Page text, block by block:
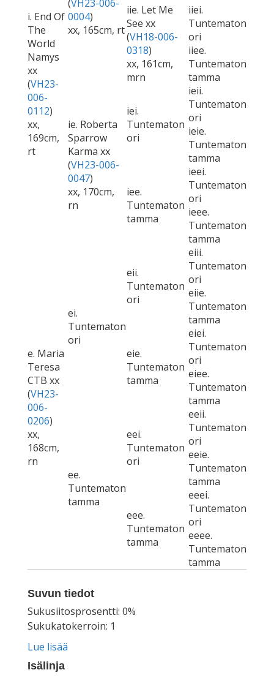
i. End Of
The
World
Namys
xx
(VH23-
006-
0112)
xx,
169cm,
rt
(VH23-006-
0004)
xx, 165cm, rt
iie. Let Me
See xx
(VH18-006-
0318)
xx, 161cm,
mrn
iiei.
Tuntematon
ori
iiee.
Tuntematon
tamma
ie. Roberta
Sparrow
Karma xx
(VH23-006-
0047)
xx, 170cm,
rn
iei.
Tuntematon
ori
ieii.
Tuntematon
ori
ieie.
Tuntematon
tamma
iee.
Tuntematon
tamma
ieei.
Tuntematon
ori
ieee.
Tuntematon
tamma
e. Maria
Teresa
CTB xx
(VH23-
006-
0206)
xx,
168cm,
rn
ei.
Tuntematon
ori
eii.
Tuntematon
ori
eiii.
Tuntematon
ori
eiie.
Tuntematon
tamma
eie.
Tuntematon
tamma
eiei.
Tuntematon
ori
eiee.
Tuntematon
tamma
ee.
Tuntematon
tamma
eei.
Tuntematon
ori
eeii.
Tuntematon
ori
eeie.
Tuntematon
tamma
eee.
Tuntematon
tamma
eeei.
Tuntematon
ori
eeee.
Tuntematon
tamma
Suvun tiedot
Sukusiitosprosentti: 0%
Sukukatokerroin: 1
Lue lisää
Isälinja